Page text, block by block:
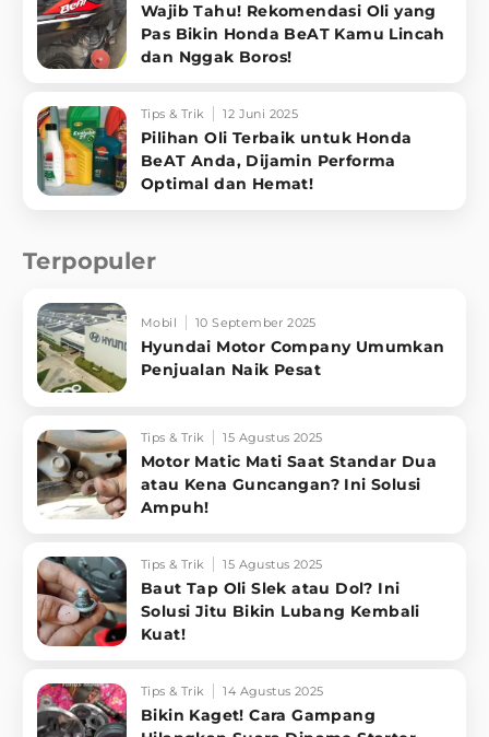
Wajib Tahu! Rekomendasi Oli yang
Pas Bikin Honda BeAT Kamu Lincah
dan Nggak Boros!
Tips & Trik 12 Juni 2025
Pilihan Oli Terbaik untuk Honda
BeAT Anda, Dijamin Performa
Optimal dan Hemat!
Terpopuler
Mobil 10 September 2025
Hyundai Motor Company Umumkan
Penjualan Naik Pesat
Tips & Trik 15 Agustus 2025
Motor Matic Mati Saat Standar Dua
atau Kena Guncangan? Ini Solusi
Ampuh!
Tips & Trik 15 Agustus 2025
Baut Tap Oli Slek atau Dol? Ini
Solusi Jitu Bikin Lubang Kembali
Kuat!
Tips & Trik 14 Agustus 2025
Bikin Kaget! Cara Gampang